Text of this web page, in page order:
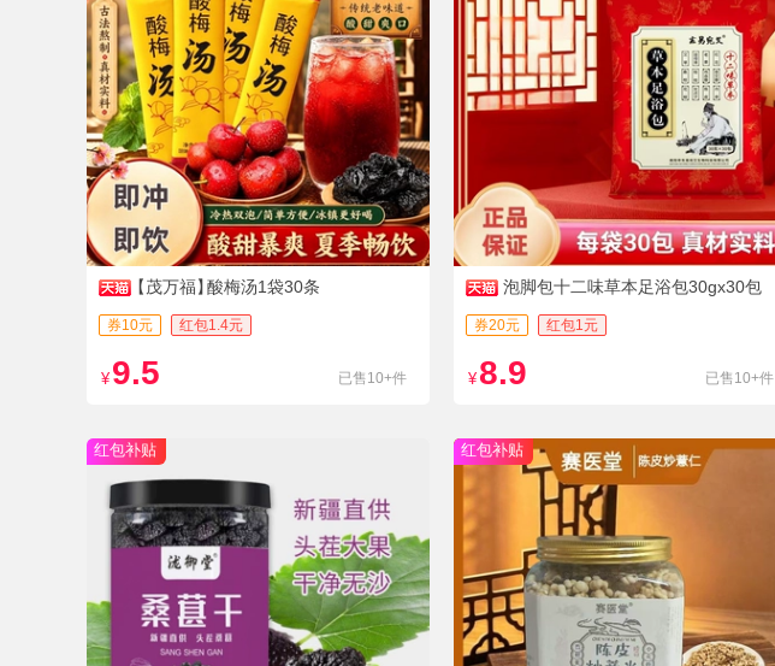
【茂万福】酸梅汤1袋30条
券10元 红包1.4元
¥ 9.5 已售10+件
泡脚包十二味草本足浴包30gx30包
券20元 红包1元
¥ 8.9 已售10+件
红包补贴 红包补贴